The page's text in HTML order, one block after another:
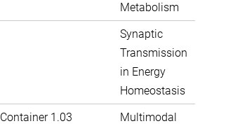
Metabolism
Synaptic
Transmission
in Energy
Homeostasis
Container 1.03
Multimodal